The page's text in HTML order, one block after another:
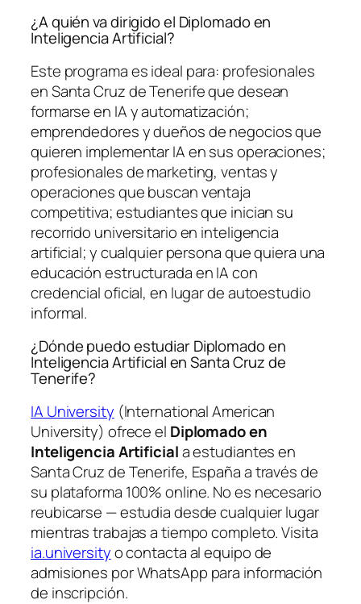
¿A quién va dirigido el Diplomado en
Inteligencia Artificial?
Este programa es ideal para: profesionales
en Santa Cruz de Tenerife que desean
formarse en IA y automatización;
emprendedores y dueños de negocios que
quieren implementar IA en sus operaciones;
profesionales de marketing, ventas y
operaciones que buscan ventaja
competitiva; estudiantes que inician su
recorrido universitario en inteligencia
artificial; y cualquier persona que quiera una
educación estructurada en IA con
credencial oficial, en lugar de autoestudio
informal.
¿Dónde puedo estudiar Diplomado en
Inteligencia Artificial en Santa Cruz de
Tenerife?
IA University (International American
University) ofrece el Diplomado en
Inteligencia Artificiala estudiantes en
Santa Cruz de Tenerife, España a través de
su plataforma 100% online. No es necesario
reubicarse — estudia desde cualquier lugar
mientras trabajas a tiempo completo. Visita
ia.universityo contacta al equipo de
admisiones por WhatsApp para información
de inscripción.